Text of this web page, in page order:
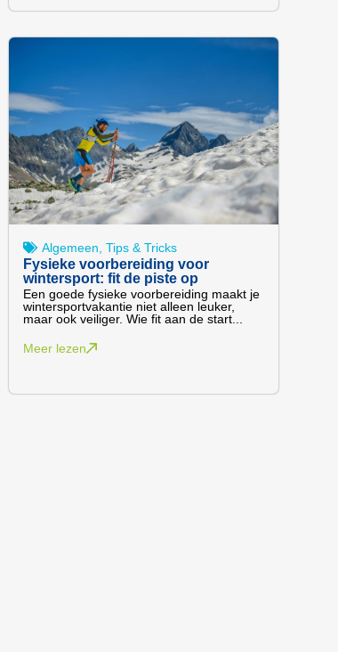
Algemeen ,Tips & Tricks
Fysieke voorbereiding voor
wintersport: fit de piste op
Een goede fysieke voorbereiding maakt je
wintersportvakantie niet alleen leuker,
maar ook veiliger. Wie fit aan de start...
Meer lezen